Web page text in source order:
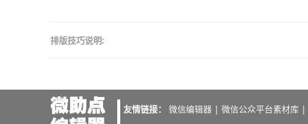
排版技巧说明:
友情链接： 微信编辑器 | 微信公众平台素材库 |